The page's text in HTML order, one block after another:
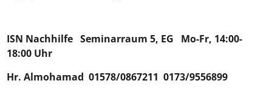
ISN Nachhilfe Seminarraum 5, EG Mo-Fr, 14:00-
18:00 Uhr
Hr.Almohamad 01578/0867211 0173/9556899